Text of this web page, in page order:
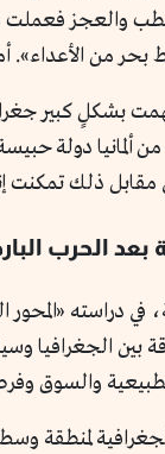
والعجز
من الأعداء».
بشكلٍ كبير
ألمانيا دولة
مقابل ذلك تمكنت
بعد الحرب
دراسته «المحور
بين الجغرافيا
والسوق
لمنطقة